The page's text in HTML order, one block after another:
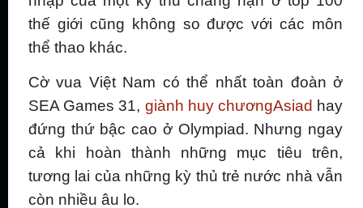
thế giới cũng không so được với các môn
thể thao khác.
Cờ vua Việt Nam có thể nhất toàn đoàn ở
SEA Games 31, giành huy chươngAsiad hay
đứng thứ bậc cao ở Olympiad. Nhưng ngay
cả khi hoàn thành những mục tiêu trên,
tương lai của những kỳ thủ trẻ nước nhà vẫn
còn nhiều âu lo.